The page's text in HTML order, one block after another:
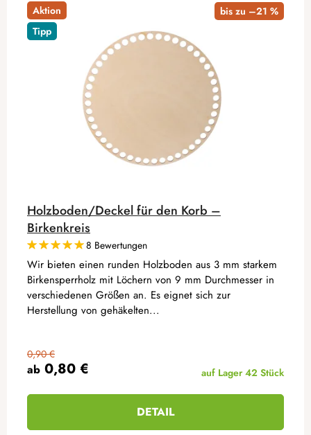
Aktion
Tipp
bis zu –21 %
Holzboden/Deckel für den Korb –
Birkenkreis
8 Bewertungen
ab 0,80 €
0,90 €
auf Lager 42 Stück
DETAIL
Wir bieten einen runden Holzboden aus 3 mm starkem
Birkensperrholz mit Löchern von 9 mm Durchmesser in
verschiedenen Größen an. Es eignet sich zur
Herstellung von gehäkelten...